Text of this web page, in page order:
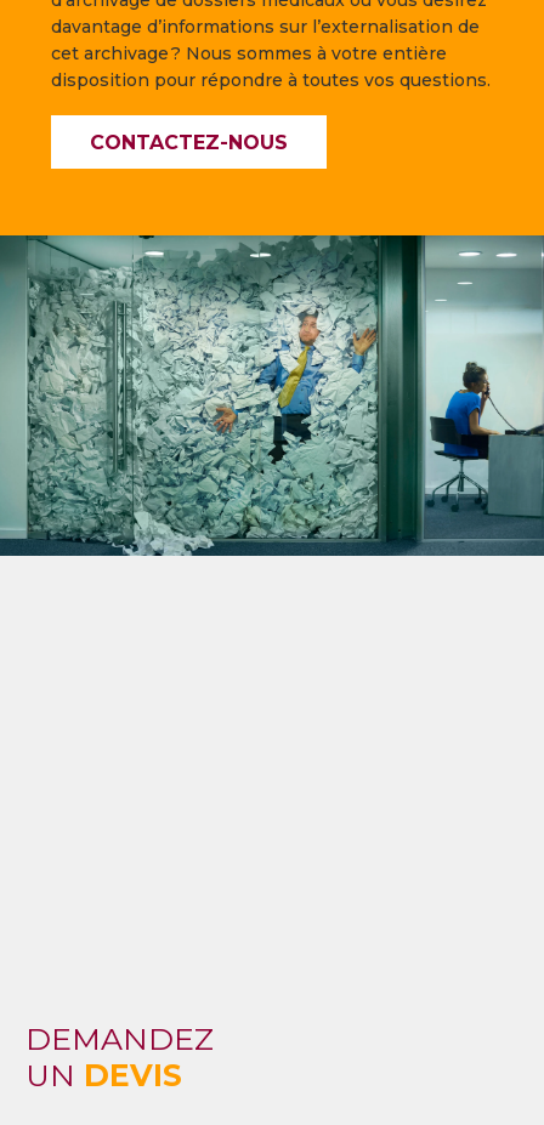
davantage d’informations sur l’externalisation de
cet archivage ? Nous sommes à votre entière
disposition pour répondre à toutes vos questions.
CONTACTEZ-NOUS
—
DEMANDEZ
UN DEVIS